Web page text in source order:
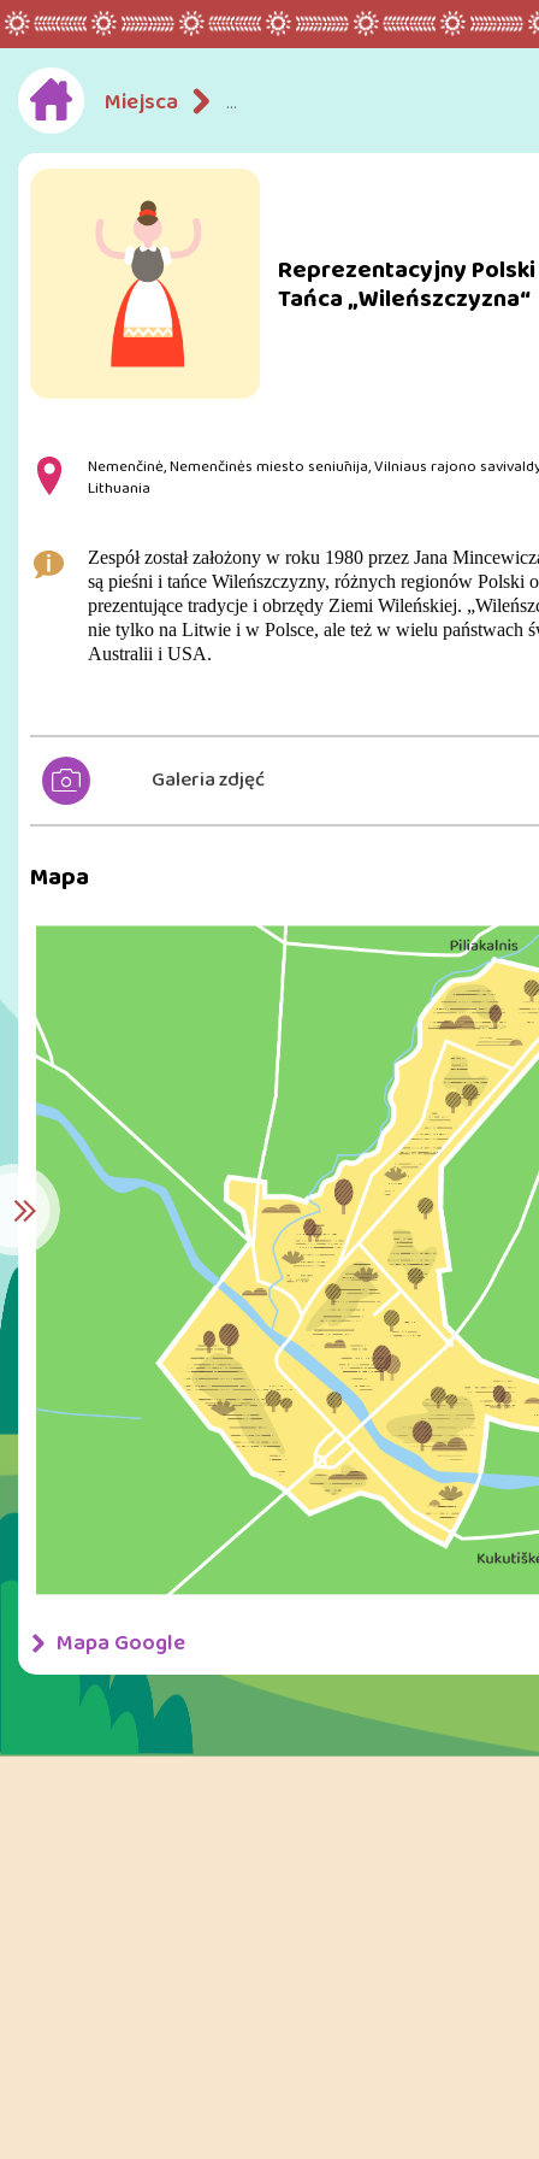
Miejsca Reprezentacyjny Polski Zespół
Reprezentacyjny
Tańca „Wileńszczyzna“
Nemenčinė, Nemenčinės miesto seniūnija, Vilniaus rajono
Lithuania
Zespół został założony w roku 1980 przez Jana
są pieśni i tańce Wileńszczyzny, różnych regionów Polski
prezentujące tradycje i obrzędy Ziemi Wileńskiej.
nie tylko na Litwie i w Polsce, ale też w wielu państwach
Australii i USA.
Galeria zdjęć
Mapa
Mapa Google